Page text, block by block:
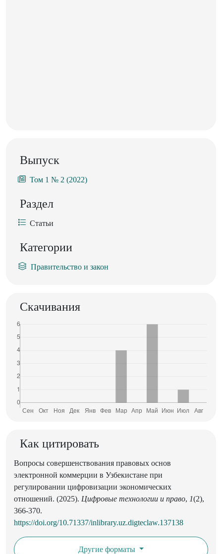
Выпуск
Том 1 № 2 (2022)
Раздел
Статьи
Категории
Правительство и закон
Скачивания
Как цитировать
Вопросы совершенствования правовых основ
электронной коммерции в Узбекистане при
регулировании цифровизации экономических
отношений. (2025). Цифровые технологии и право, 1(2),
366-370.
https://doi.org/10.71337/inlibrary.uz.digteclaw.137138
Другие форматы